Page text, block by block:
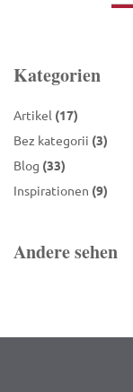
Kategorien
Artikel (17)
Bez kategorii (3)
Blog (33)
Inspirationen (9)
Andere sehen